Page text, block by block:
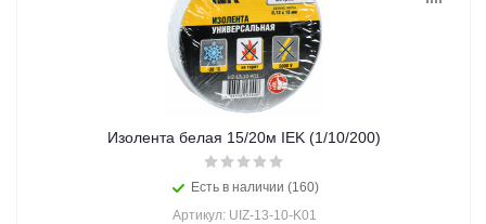
Изолента белая 15/20м IEK (1/10/200)
Есть в наличии (160)
Артикул: UIZ-13-10-K01